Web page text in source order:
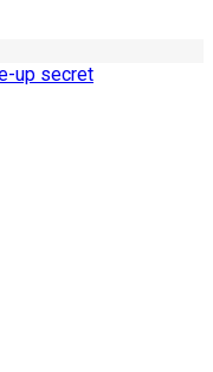
up secret